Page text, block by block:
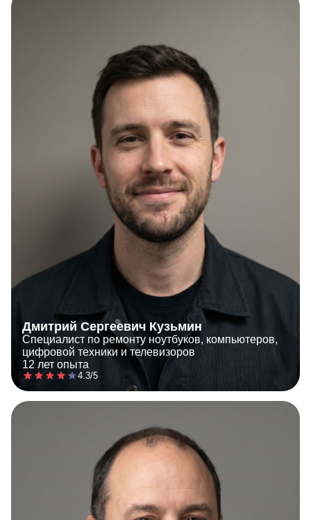
Дмитрий Сергеевич Кузьмин
Специалист по ремонту ноутбуков, компьютеров,
цифровой техники и телевизоров
12 лет опыта
4.3/5